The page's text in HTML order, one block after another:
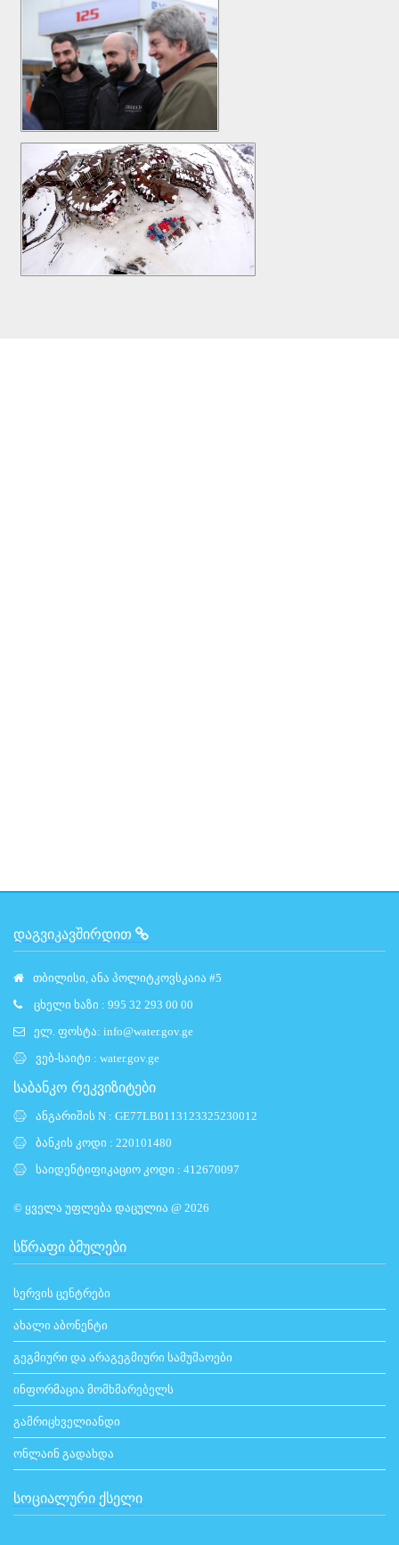
ᲓᲐᲒᲕᲘᲙᲐᲕᲨᲘᲠᲓᲘᲗ
თბილისი, ანა პოლიტკოვსკაია #5
ცხელი ხაზი : 995 32 293 00 00
ელ. ფოსტა: info@water.gov.ge
ვებ-საიტი : water.gov.ge
საბანკო რეკვიზიტები
ანგარიშის N : GE77LB0113123325230012
ბანკის კოდი : 220101480
საიდენტიფიკაციო კოდი : 412670097
© ყველა უფლება დაცულია @ 2026
ᲡᲬᲠᲐᲤᲘ ᲑᲛᲣᲚᲔᲑᲘ
სერვის ცენტრები
ახალი აბონენტი
გეგმიური და არაგეგმიური სამუშაოები
ინფორმაცია მომხმარებელს
გამრიცხველიანდი
ონლაინ გადახდა
ᲡᲝᲪᲘᲐᲚᲣᲠᲘ ᲥᲡᲔᲚᲘ